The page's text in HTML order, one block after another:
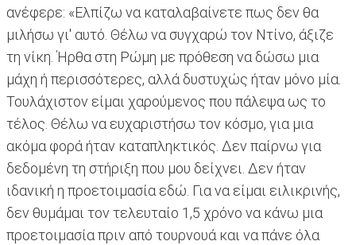
ανέφερε: «Ελπίζω να καταλαβαίνετε πως δεν θα
μιλήσω γι' αυτό. Θέλω να συγχαρώ τον Ντίνο, άξιζε
τη νίκη. Ήρθα στη Ρώμη με πρόθεση να δώσω μια
μάχη ή περισσότερες, αλλά δυστυχώς ήταν μόνο μία.
Τουλάχιστον είμαι χαρούμενος που πάλεψα ως το
τέλος. Θέλω να ευχαριστήσω τον κόσμο, για μια
ακόμα φορά ήταν καταπληκτικός. Δεν παίρνω για
δεδομένη τη στήριξη που μου δείχνει. Δεν ήταν
ιδανική η προετοιμασία εδώ. Για να είμαι ειλικρινής,
δεν θυμάμαι τον τελευταίο 1,5 χρόνο να κάνω μια
προετοιμασία πριν από τουρνουά και να πάνε όλα